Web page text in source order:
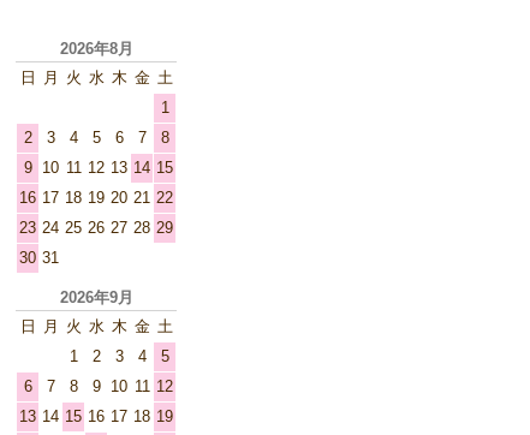
2026年8月
日
月 火 水 木 金 土
1
2
3 4 5 6 7
8
9
10 11 12 13 14 15
16 17 18 19 20 21 22
23 24 25 26 27 28 29
30 31
2026年9月
日
月 火 水 木 金 土
1
2 3 4
5
6
7 8 9 10 11 12
13 14 15 16 17 18 19